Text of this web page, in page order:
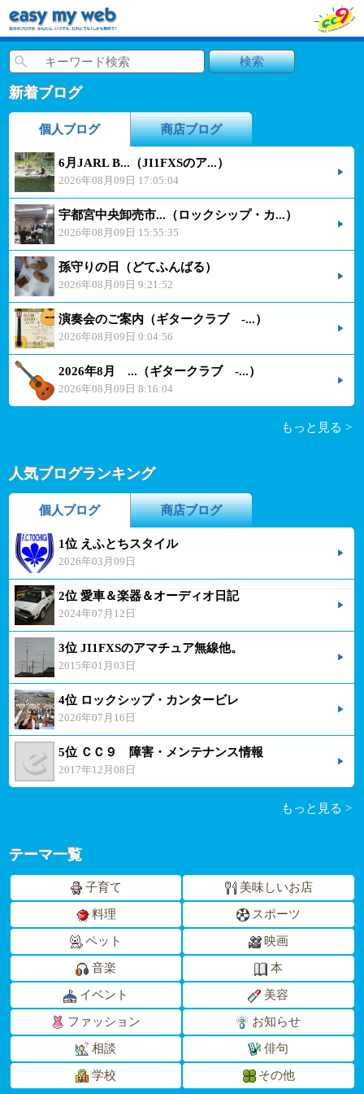
新着ブログ
個人ブログ 商店ブログ
6月JARL B...（JI1FXSのア...）
2026年08月09日 17:05:04
宇都宮中央卸売市...（ロックシップ・カ...）
2026年08月09日 15:55:35
孫守りの日（どてふんばる）
2026年08月09日 9:21:52
演奏会のご案内（ギタークラブ -...）
2026年08月09日 9:04:56
2026年8月 ...（ギタークラブ -...）
2026年08月09日 8:16:04
もっと見る >
人気ブログランキング
個人ブログ 商店ブログ
1位 えふとちスタイル
2026年03月09日
2位 愛車＆楽器＆オーディオ日記
2024年07月12日
3位 JI1FXSのアマチュア無線他。
2015年01月03日
4位 ロックシップ・カンタービレ
2026年07月16日
5位 ＣＣ９ 障害・メンテナンス情報
2017年12月08日
もっと見る >
テーマ一覧
子育て 美味しいお店
料理 スポーツ
ペット 映画
音楽 本
イベント 美容
ファッション お知らせ
相談 俳句
学校 その他